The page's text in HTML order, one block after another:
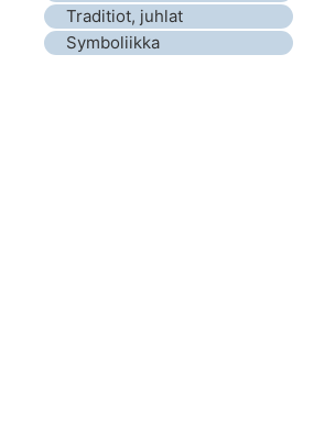
Traditiot, juhlat
Symboliikka